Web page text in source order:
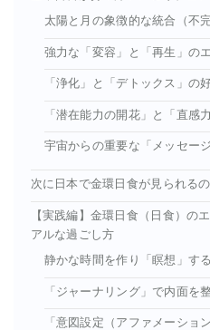
太陽と月の象徴的な統合（不
強力な「変容」と「再生」の
「浄化」と「デトックス」の
「潜在能力の開花」と「直感
宇宙からの重要な「メッセージ
次に日本で金環日食が見られる
【実践編】金環日食（日食）の
アルな過ごし方
静かな時間を作り「瞑想」する
「ジャーナリング」で内面を
「意図設定（アファメーショ